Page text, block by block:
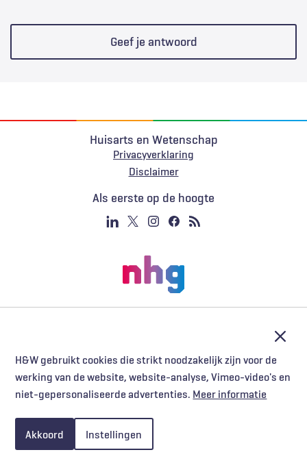
H&W gebruikt cookies die strikt noodzakelijk zijn voor de
werking van de website, website-analyse, Vimeo-video's en
niet-gepersonaliseerde advertenties. Meer informatie
Akkoord Instellingen
Geef je antwoord
Huisarts en Wetenschap
Privacyverklaring
Voet
Disclaimer
Als eerste op de hoogte